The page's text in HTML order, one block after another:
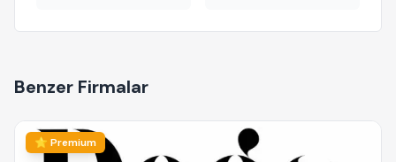
Benzer Firmalar
⭐ Premium